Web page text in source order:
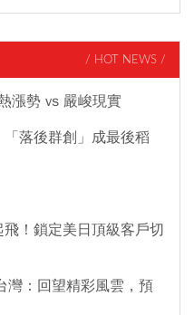
/ HOT NEWS /
漲勢 vs 嚴峻現實
落後群創」成最後稻
！鎖定美日頂級客戶切
灣：回望精彩風雲，預